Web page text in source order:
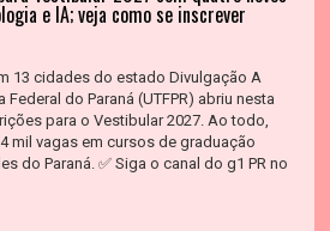
e IA; veja como se inscrever
13 cidades do estado Divulgação A
do Paraná (UTFPR) abriu nesta
para o Vestibular 2027. Ao todo,
mil vagas em cursos de graduação
do Paraná. ✅ Siga o canal do g1 PR no